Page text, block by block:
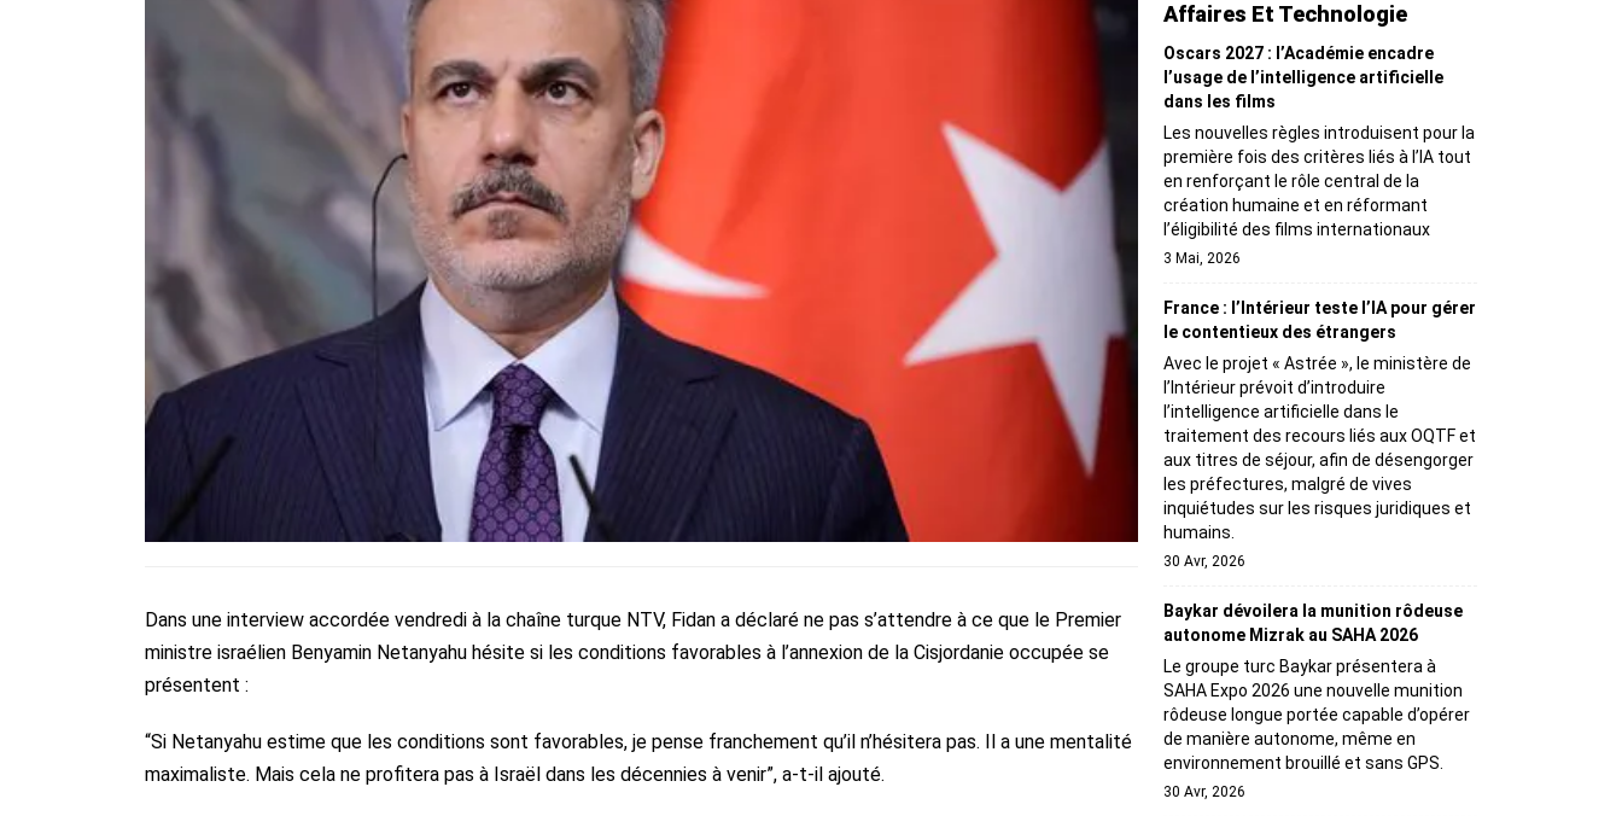
Dans une interview accordée vendredi à la chaîne turque NTV, Fidan a déclaré ne pas s’attendre à ce que le Premier
ministre israélien Benyamin Netanyahu hésite si les conditions favorables à l’annexion de la Cisjordanie occupée se
présentent :
“Si Netanyahu estime que les conditions sont favorables, je pense franchement qu’il n’hésitera pas. Il a une mentalité
maximaliste. Mais cela ne profitera pas à Israël dans les décennies à venir”, a-t-il ajouté.
Affaires Et Technologie
Oscars 2027 : l’Académie encadre
l’usage de l’intelligence artificielle
dans les films
Les nouvelles règles introduisent pour la
première fois des critères liés à l’IA tout
en renforçant le rôle central de la
création humaine et en réformant
l’éligibilité des films internationaux
3 Mai, 2026
France : l’Intérieur teste l’IA pour gérer
le contentieux des étrangers
Avec le projet « Astrée », le ministère de
l’Intérieur prévoit d’introduire
l’intelligence artificielle dans le
traitement des recours liés aux OQTF et
aux titres de séjour, afin de désengorger
les préfectures, malgré de vives
inquiétudes sur les risques juridiques et
humains.
30 Avr, 2026
Baykar dévoilera la munition rôdeuse
autonome Mizrak au SAHA 2026
Le groupe turc Baykar présentera à
SAHA Expo 2026 une nouvelle munition
rôdeuse longue portée capable d’opérer
de manière autonome, même en
environnement brouillé et sans GPS.
30 Avr, 2026